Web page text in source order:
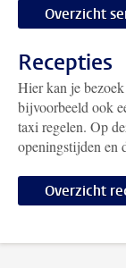
Overzicht
Recepties
Hier kan je
bijvoorbeeld ook
taxi regelen. Op
openingstijden en
Overzicht